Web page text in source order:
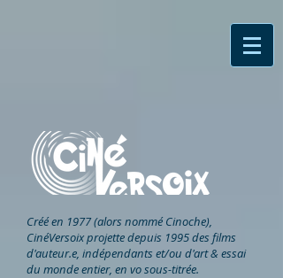
Créé en 1977 (alors nommé Cinoche),
CinéVersoixprojette depuis 1995 des films
d'auteur.e, indépendants et/ou d'art & essai
du monde entier, en vo sous-titrée.